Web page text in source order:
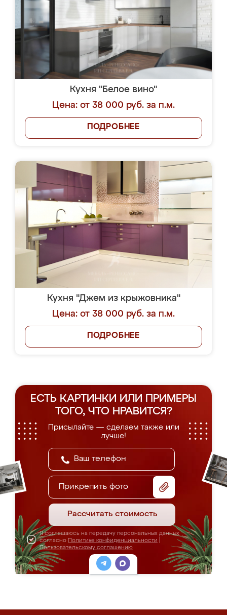
Кухня "Белое вино"
Цена: от 38 000 руб. за п.м.
ПОДРОБНЕЕ
Кухня "Джем из крыжовника"
Цена: от 38 000 руб. за п.м.
ПОДРОБНЕЕ
ЕСТЬ КАРТИНКИ ИЛИ ПРИМЕРЫ
ТОГО, ЧТО НРАВИТСЯ?
Присылайте — сделаем также или
лучше!
Прикрепить фото
Рассчитать стоимость
Я соглашаюсь на передачу персональных данных
согласно Политике конфиденциальности
Пользовательскому соглашению